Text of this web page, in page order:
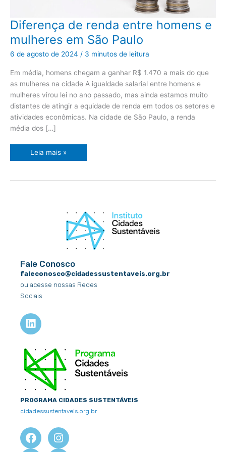
Diferença de renda entre homens e
mulheres em São Paulo
6 de agosto de 2024 / 3 minutos de leitura
Em média, homens chegam a ganhar R$ 1.470 a mais do que
as mulheres na cidade A igualdade salarial entre homens e
mulheres virou lei no ano passado, mas ainda estamos muito
distantes de atingir a equidade de renda em todos os setores e
atividades econômicas. Na cidade de São Paulo, a renda
média dos […]
de
renda
entre
homens
e
mulheres
São
Paulo
Leia mais »
Fale Conosco
faleconosco@cidadessustentaveis.org.br
ou acesse nossas Redes
Sociais
L
i
k
e
d
n
PROGRAMA CIDADES SUSTENTÁVEIS
cidadessustentaveis.org.br
F
a
I
n
X
-
Y
o